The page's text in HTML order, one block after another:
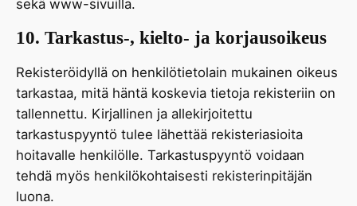
sekä www-sivuilla.
10. Tarkastus-, kielto- ja korjausoikeus
Rekisteröidyllä on henkilötietolain mukainen oikeus
tarkastaa, mitä häntä koskevia tietoja rekisteriin on
tallennettu. Kirjallinen ja allekirjoitettu
tarkastuspyyntö tulee lähettää rekisteriasioita
hoitavalle henkilölle. Tarkastuspyyntö voidaan
tehdä myös henkilökohtaisesti rekisterinpitäjän
luona.